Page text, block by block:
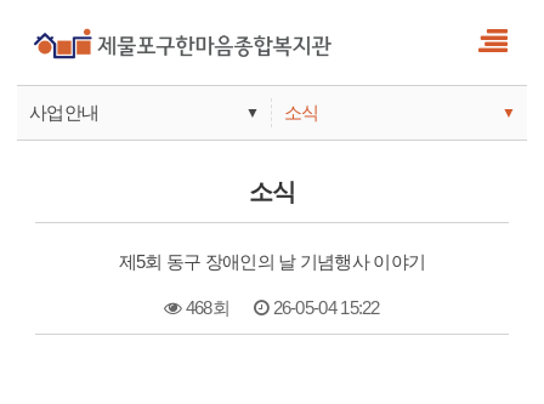
사업안내 ▼
기관안내
소식 ▼
서비스
소식
제5회 동구 장애인의 날 기념행사 이야기
468회 26-05-04 15:22